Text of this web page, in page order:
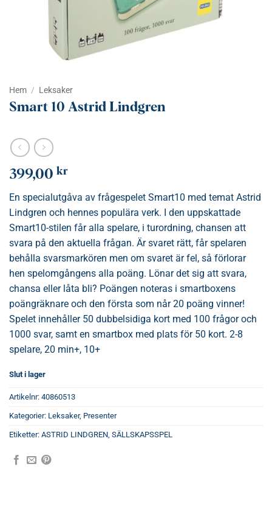
Hem / Leksaker
Smart 10 Astrid Lindgren
399,00 kr
En specialutgåva av frågespelet Smart10 med temat Astrid
Lindgren och hennes populära verk. I den uppskattade
Smart10-stilen får alla spelare, i turordning, chansen att
svara på den aktuella frågan. Är svaret rätt, får spelaren
behålla svarsmarkören men om svaret är fel, så förlorar
hen spelomgångens alla poäng. Lönar det sig att svara,
chansa eller låta bli? Poängen noteras i smartboxens
poängräknare och den första som når 20 poäng vinner!
Spelet innehåller 50 dubbelsidiga kort med 100 frågor och
1000 svar, samt en smartbox med plats för 50 kort. 2-8
spelare, 20 min+, 10+
Slut i lager
Artikelnr: 40860513
Kategorier: Leksaker, Presenter
Etiketter: ASTRID LINDGREN, SÄLLSKAPSSPEL